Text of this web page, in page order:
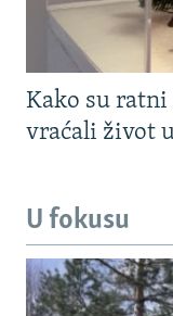
Kako su
vraćali život
U fokusu